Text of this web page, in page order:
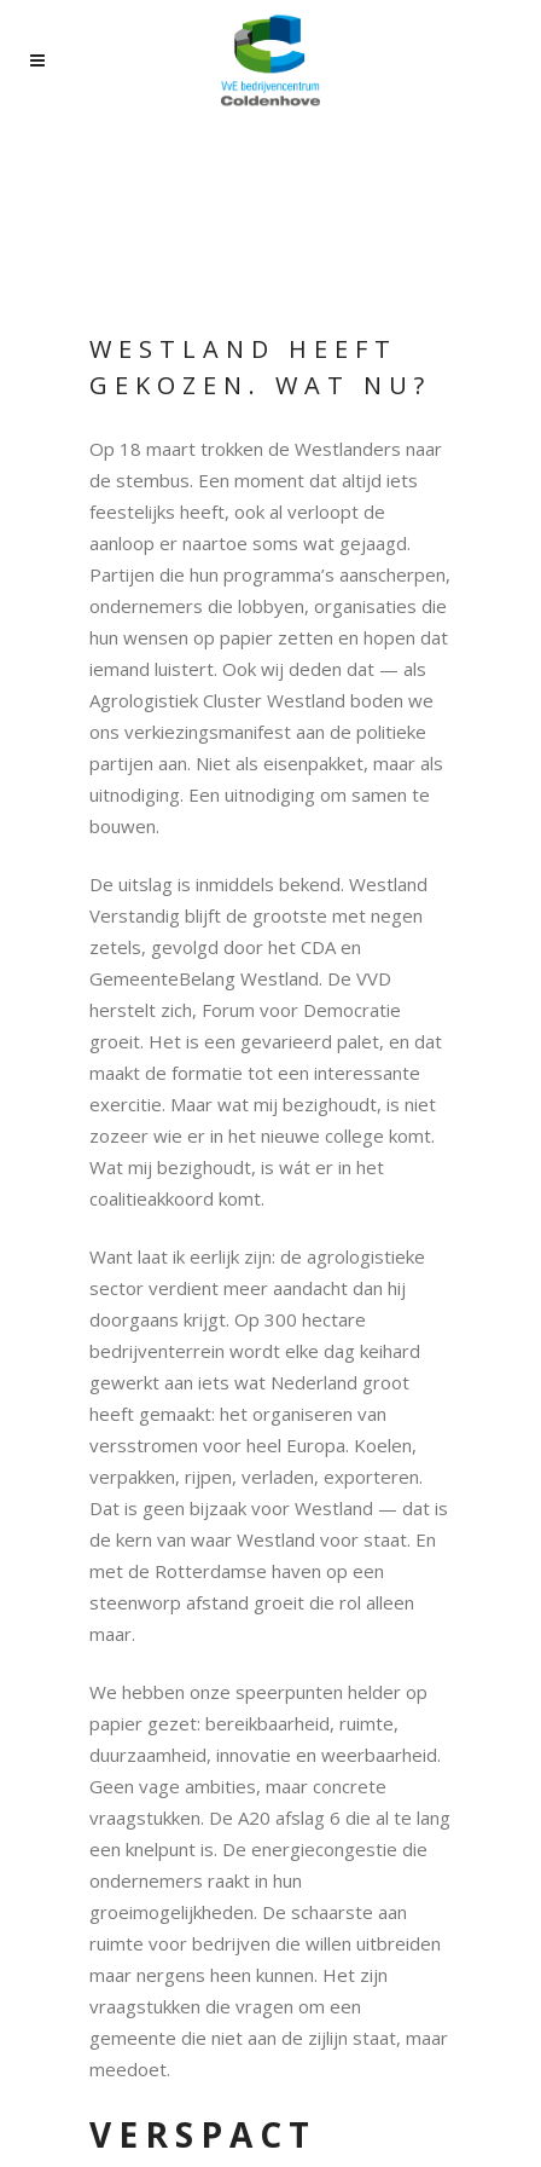
WESTLAND HEEFT
GEKOZEN. WAT NU?
Op 18 maart trokken de Westlanders naar
de stembus. Een moment dat altijd iets
feestelijks heeft, ook al verloopt de
aanloop er naartoe soms wat gejaagd.
Partijen die hun programma’s aanscherpen,
ondernemers die lobbyen, organisaties die
hun wensen op papier zetten en hopen dat
iemand luistert. Ook wij deden dat — als
Agrologistiek Cluster Westland boden we
ons verkiezingsmanifest aan de politieke
partijen aan. Niet als eisenpakket, maar als
uitnodiging. Een uitnodiging om samen te
bouwen.
De uitslag is inmiddels bekend. Westland
Verstandig blijft de grootste met negen
zetels, gevolgd door het CDA en
GemeenteBelang Westland. De VVD
herstelt zich, Forum voor Democratie
groeit. Het is een gevarieerd palet, en dat
maakt de formatie tot een interessante
exercitie. Maar wat mij bezighoudt, is niet
zozeer wie er in het nieuwe college komt.
Wat mij bezighoudt, is wát er in het
coalitieakkoord komt.
Want laat ik eerlijk zijn: de agrologistieke
sector verdient meer aandacht dan hij
doorgaans krijgt. Op 300 hectare
bedrijventerrein wordt elke dag keihard
gewerkt aan iets wat Nederland groot
heeft gemaakt: het organiseren van
versstromen voor heel Europa. Koelen,
verpakken, rijpen, verladen, exporteren.
Dat is geen bijzaak voor Westland — dat is
de kern van waar Westland voor staat. En
met de Rotterdamse haven op een
steenworp afstand groeit die rol alleen
maar.
We hebben onze speerpunten helder op
papier gezet: bereikbaarheid, ruimte,
duurzaamheid, innovatie en weerbaarheid.
Geen vage ambities, maar concrete
vraagstukken. De A20 afslag 6 die al te lang
een knelpunt is. De energiecongestie die
ondernemers raakt in hun
groeimogelijkheden. De schaarste aan
ruimte voor bedrijven die willen uitbreiden
maar nergens heen kunnen. Het zijn
vraagstukken die vragen om een
gemeente die niet aan de zijlijn staat, maar
meedoet.
VERSPACT